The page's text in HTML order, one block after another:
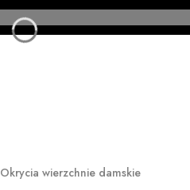
Okrycia wierzchnie damskie